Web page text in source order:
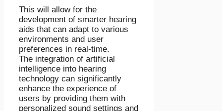
This will allow for the
development of smarter hearing
aids that can adapt to various
environments and user
preferences in real-time.
The integration of artificial
intelligence into hearing
technology can significantly
enhance the experience of
users by providing them with
personalized sound settings and